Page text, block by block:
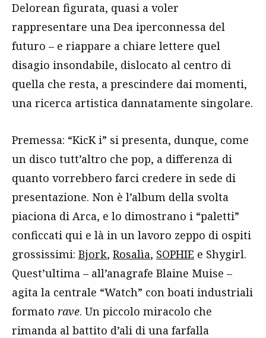
Delorean figurata, quasi a voler
rappresentare una Dea iperconnessa del
futuro – e riappare a chiare lettere quel
disagio insondabile, dislocato al centro di
quella che resta, a prescindere dai momenti,
una ricerca artistica dannatamente singolare.
Premessa: “KicK i” si presenta, dunque, come
un disco tutt’altro che pop, a differenza di
quanto vorrebbero farci credere in sede di
presentazione. Non è l’album della svolta
piaciona di Arca, e lo dimostrano i “paletti”
conficcati qui e là in un lavoro zeppo di ospiti
grossissimi: Bjork, Rosalìa, SOPHIE e Shygirl.
Quest’ultima – all’anagrafe Blaine Muise –
agita la centrale “Watch” con boati industriali
formato rave. Un piccolo miracolo che
rimanda al battito d’ali di una farfalla